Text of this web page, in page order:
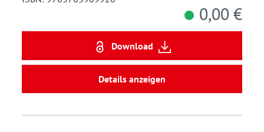
0,00 €
Download
Details anzeigen